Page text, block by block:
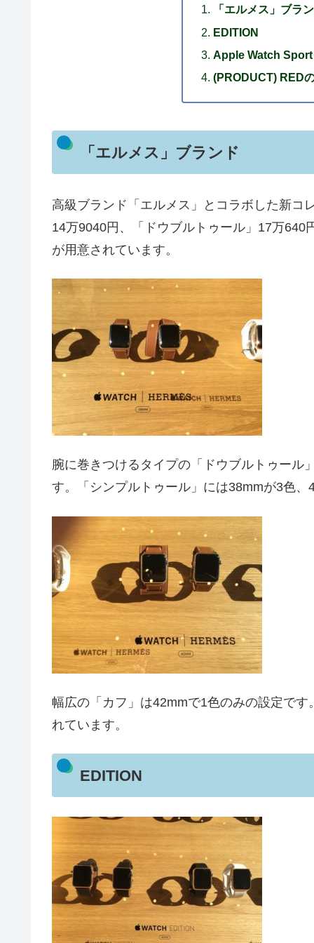
「エルメス」ブラ
EDITION
Apple Watch Sport
(PRODUCT) RED
「エルメス」ブランド
高級ブランド「エルメス」とコラボした新コ
14万9040円、「ドウブルトゥール」17万
が用意されています。
腕に巻きつけるタイプの「ドウブルトゥール
す。「シンプルトゥール」には38mmが3色
幅広の「カフ」は42mmで1色のみの設定で
れています。
EDITION